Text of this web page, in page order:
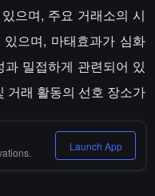
으며, 주요 거래소의 시
으며, 마태효과가 심화
밀접하게 관련되어 있
거래 활동의 선호 장소가
Launch App